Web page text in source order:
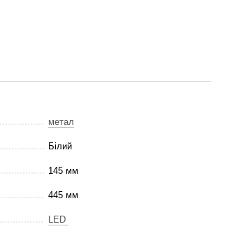
метал
Білий
145 мм
445 мм
LED